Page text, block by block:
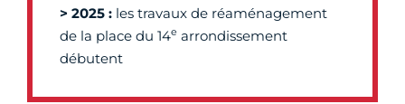
> 2025 : les travaux de réaménagement
de la place du 14e arrondissement
débutent